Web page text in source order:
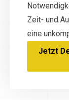
Zeit- und
eine
Jetzt